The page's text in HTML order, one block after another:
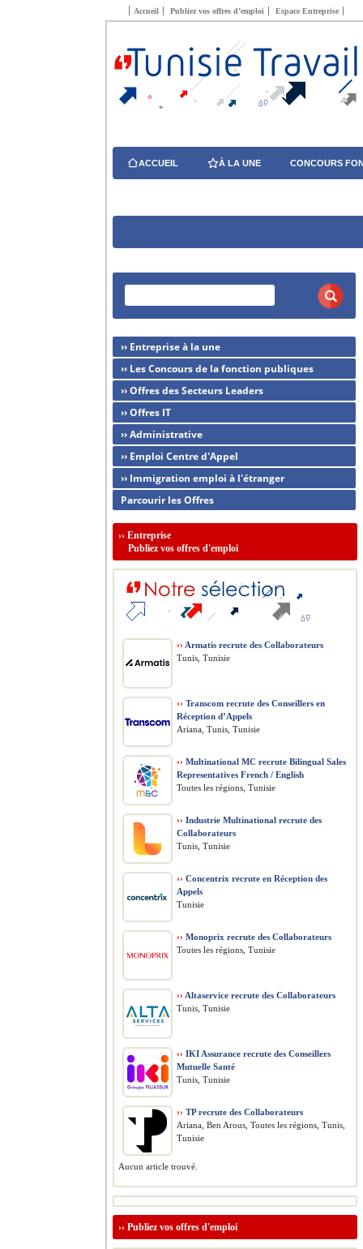
Accueil Publiez vos offres d’emploi Espace Entreprise
ACCUEIL À LA UNE CONCOURS
›› Entreprise à la une
›› Les Concours de la fonction publiques
›› Offres des Secteurs Leaders
›› Offres IT
›› Administrative
›› Emploi Centre d'Appel
›› Immigration emploi à l'étranger
Parcourir les Offres
›› Entreprise
Publiez vos offres d'emploi
›› Armatis recrute des Collaborateurs
Tunis, Tunisie
›› Transcom recrute des Conseillers en
Réception d’Appels
Ariana, Tunis, Tunisie
›› Multinational MC recrute Bilingual Sales
Representatives French / English
Toutes les régions, Tunisie
›› Industrie Multinational recrute des
Collaborateurs
Tunis, Tunisie
›› Concentrix recrute en Réception des
Appels
Tunisie
›› Monoprix recrute des Collaborateurs
Toutes les régions, Tunisie
›› Altaservice recrute des Collaborateurs
Tunis, Tunisie
›› IKI Assurance recrute des Conseillers
Mutuelle Santé
Tunis, Tunisie
›› TP recrute des Collaborateurs
Ariana, Ben Arous, Toutes les régions, Tunis,
Tunisie
Aucun article trouvé.
›› Publiez vos offres d'emploi